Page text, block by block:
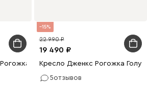
Серый
15
19 490
22 990
Кресло Дженкс Рогожка
5отзывов